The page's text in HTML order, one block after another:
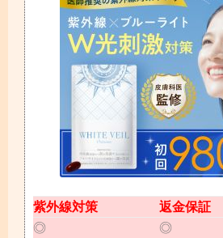
紫外線対策 返金保証
◎
◎